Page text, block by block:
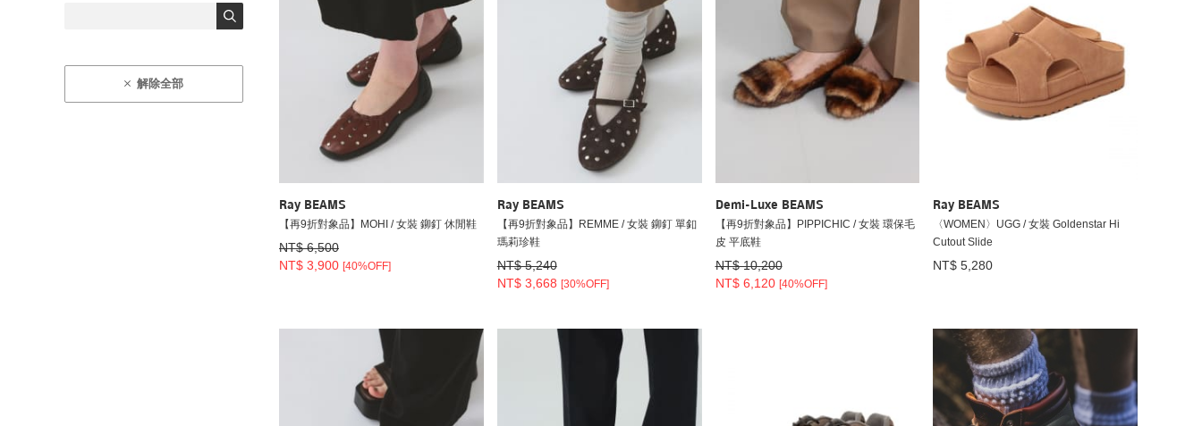
解除全部
Ray BEAMS
【再9折對象品】MOHI / 女裝 鉚釘 休閒鞋
NT$ 6,500
NT$ 3,900 [40%OFF]
Ray BEAMS
【再9折對象品】REMME / 女裝 鉚釘 單釦
瑪莉珍鞋
NT$ 5,240
NT$ 3,668 [30%OFF]
Demi-Luxe BEAMS
【再9折對象品】PIPPICHIC / 女裝 環保毛
皮 平底鞋
NT$ 10,200
NT$ 6,120 [40%OFF]
Ray BEAMS
〈WOMEN〉UGG / 女裝 Goldenstar Hi
Cutout Slide
NT$ 5,280